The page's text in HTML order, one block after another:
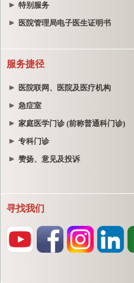
特别服务
医院管理局电子医生证明书
服务捷径
医院联网、医院及医疗机构
急症室
家庭医学门诊 (前称普通科门诊)
专科门诊
赞扬、意见及投诉
寻找我们